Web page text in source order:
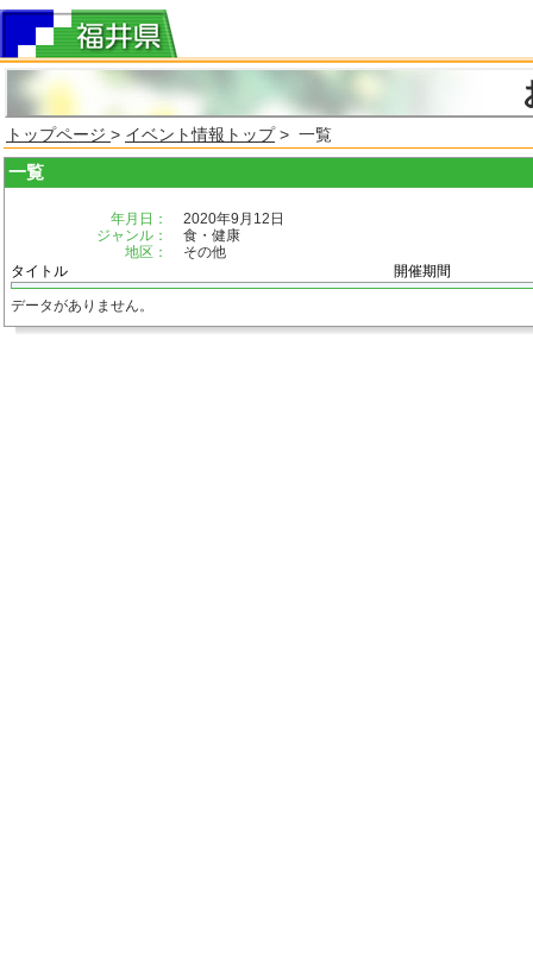
トップページ > イベント情報トップ> 一覧
一覧
年月日：
2020年9月12日
ジャンル：
食・健康
地区：
その他
タイトル
開催期間
データがありません。